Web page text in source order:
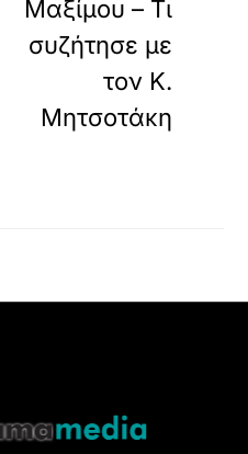
Μαξίμου – Τι
συζήτησε με
τον Κ.
Μητσοτάκη
Top